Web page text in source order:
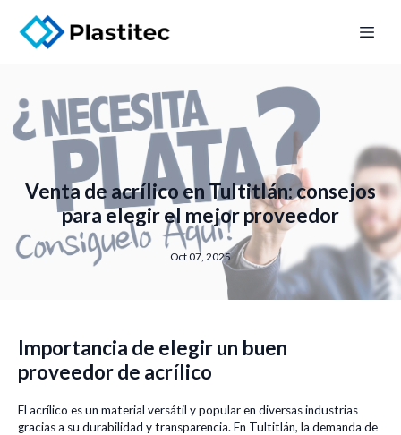
Venta de acrílico en Tultitlán: consejos
para elegir el mejor proveedor
Oct 07, 2025
Importancia de elegir un buen
proveedor de acrílico
El acrílico es un material versátil y popular en diversas industrias
gracias a su durabilidad y transparencia. En Tultitlán, la demanda de